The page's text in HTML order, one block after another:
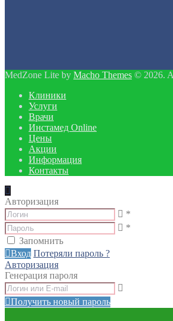
MedZone Lite by Macho Themes © 2026.
Клиники
Услуги
Врачи
Инстамед Online
Цены
Акции
Информация
Контакты
Авторизация
*
*
Запомнить
Вход Потеряли пароль ?
Авторизация
Генерация пароля
Получить новый пароль